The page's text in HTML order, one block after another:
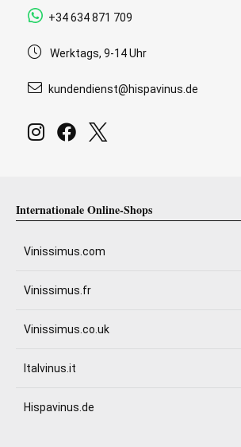
+34 634 871 709
Werktags, 9-14 Uhr
kundendienst@hispavinus.de
Internationale Online-Shops
Vinissimus.com
Vinissimus.fr
Vinissimus.co.uk
Italvinus.it
Hispavinus.de